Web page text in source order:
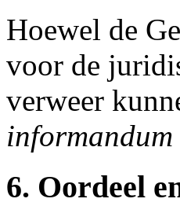
Hoewel de
voor de
verweer
informandum
6. Oordeel